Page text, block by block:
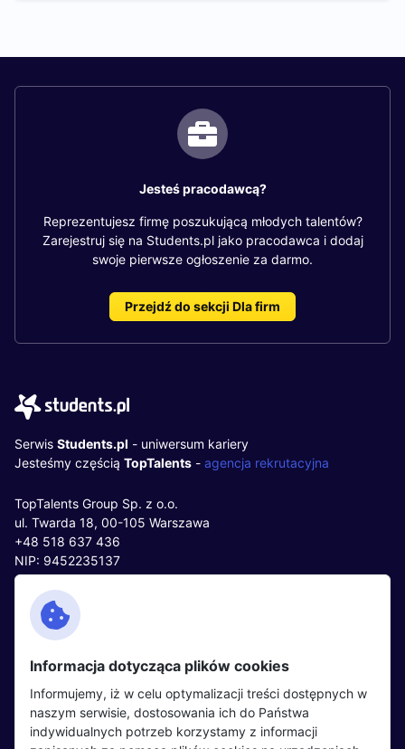
Jesteś pracodawcą?
Reprezentujesz firmę poszukującą młodych talentów?
Zarejestruj się na Students.pl jako pracodawca i dodaj
swoje pierwsze ogłoszenie za darmo.
Przejdź do sekcji Dla firm
Serwis Students.pl - uniwersum kariery
Jesteśmy częścią TopTalents - agencja rekrutacyjna
TopTalents Group Sp. z o.o.
ul. Twarda 18, 00-105 Warszawa
+48 518 637 436
NIP: 9452235137
Kontakt
Facebook
Twitter
LinkedIn
Partnerzy
Wydarzenia
Informacja dotycząca plików cookies
Informujemy, iż w celu optymalizacji treści dostępnych w
naszym serwisie, dostosowania ich do Państwa
indywidualnych potrzeb korzystamy z informacji